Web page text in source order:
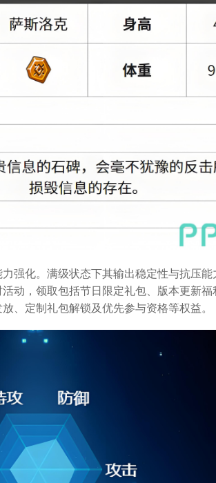
强化。满级状态下其输出稳定性与抗压
动，领取包括节日限定礼包、版本更新
、定制礼包解锁及优先参与资格等权益。